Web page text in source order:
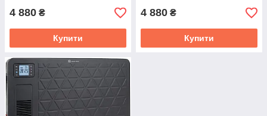
4 880 ₴
Купити
4 880 ₴
Купити